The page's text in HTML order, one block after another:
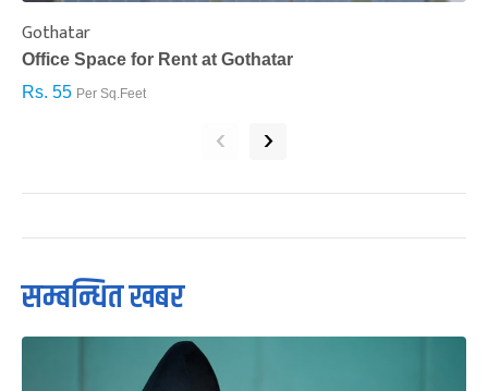
Gothatar
Office Space for Rent at Gothatar
Rs. 55 Per Sq.Feet
‹ ›
सम्बन्धित खबर